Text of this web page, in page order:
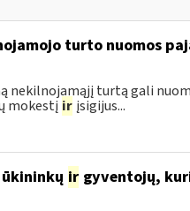
turto nuomos
nekilnojamąjį turtą gali
mokestį ir įsigijus...
irgyventojų,